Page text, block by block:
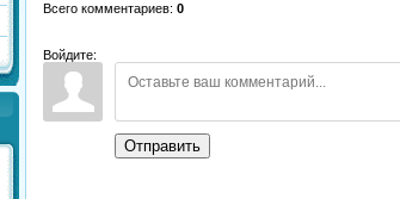
Всего комментариев: 0
Войдите:
Отправить